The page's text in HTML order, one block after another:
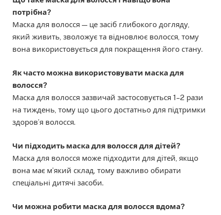
потрібна?
Маска для волосся — це засіб глибокого догляду,
який живить, зволожує та відновлює волосся, тому
вона використовується для покращення його стану.
Як часто можна використовувати маска для
волосся?
Маска для волосся зазвичай застосовується 1–2 рази
на тиждень, тому що цього достатньо для підтримки
здоров’я волосся.
Чи підходить маска для волосся для дітей?
Маска для волосся може підходити для дітей, якщо
вона має м’який склад, тому важливо обирати
спеціальні дитячі засоби.
Чи можна робити маска для волосся вдома?